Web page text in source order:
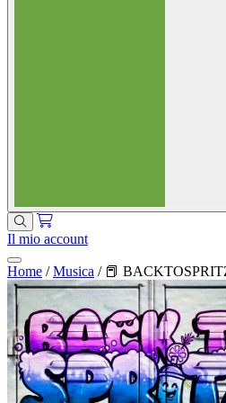
Il mio account
Home / Musica / 📕